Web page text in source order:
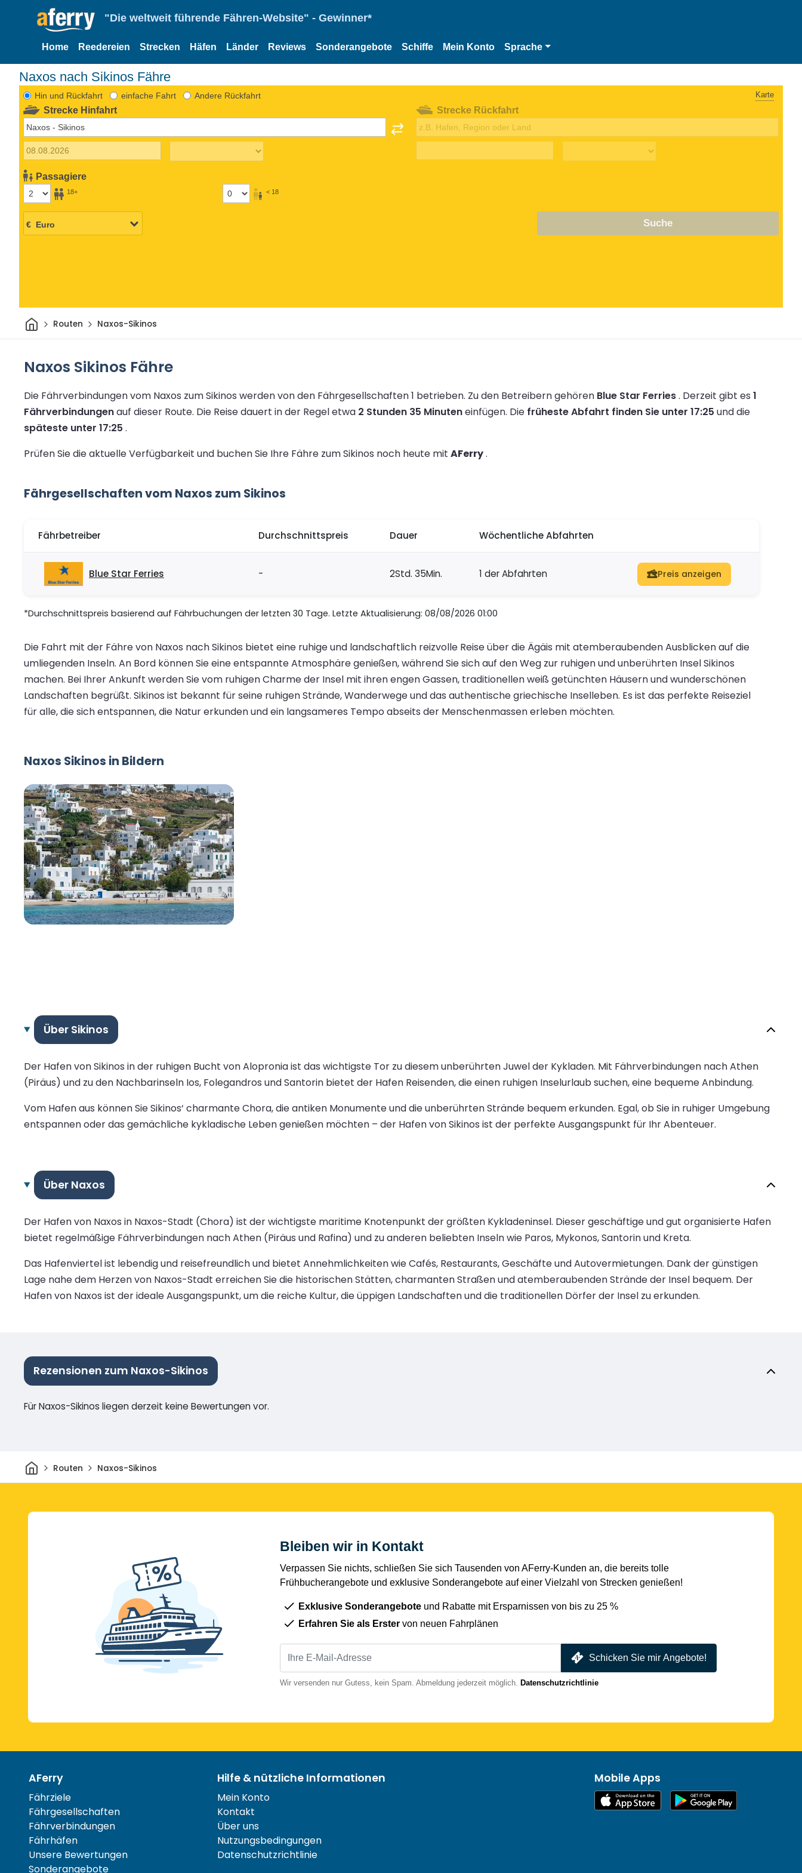
"Die weltweit führende Fähren-Website" - Gewinner*
Home Reedereien Strecken Häfen Länder Reviews Sonderangebote Schiffe Mein Konto Sprache
Naxos nach Sikinos Fähre
Hin und Rückfahrt einfache Fahrt Andere Rückfahrt Karte
Strecke Hinfahrt
Passagiere
18+ < 18
Strecke Rückfahrt
Suche
HeimRouten Naxos-Sikinos
Naxos Sikinos Fähre
Die Fährverbindungen vom Naxos zum Sikinos werden von den Fährgesellschaften 1 betrieben. Zu den Betreibern gehören Blue Star Ferries. Derzeit gibt es 1
Fährverbindungenauf dieser Route. Die Reise dauert in der Regel etwa 2 Stunden 35 Minuteneinfügen. Die früheste Abfahrt finden Sie unter 17:25 und die
späteste unter 17:25 .
Prüfen Sie die aktuelle Verfügbarkeit und buchen Sie Ihre Fähre zum Sikinos noch heute mit AFerry.
Fährgesellschaften vom Naxos zum Sikinos
Fährbetreiber Durchschnittspreis Dauer Wöchentliche Abfahrten
Blue Star Ferries - 2Std. 35Min. 1 der Abfahrten Preis anzeigen
*Durchschnittspreis basierend auf Fährbuchungen der letzten 30 Tage. Letzte Aktualisierung: 08/08/2026 01:00
Die Fahrt mit der Fähre von Naxos nach Sikinos bietet eine ruhige und landschaftlich reizvolle Reise über die Ägäis mit atemberaubenden Ausblicken auf die
umliegenden Inseln. An Bord können Sie eine entspannte Atmosphäre genießen, während Sie sich auf den Weg zur ruhigen und unberührten Insel Sikinos
machen. Bei Ihrer Ankunft werden Sie vom ruhigen Charme der Insel mit ihren engen Gassen, traditionellen weiß getünchten Häusern und wunderschönen
Landschaften begrüßt. Sikinos ist bekannt für seine ruhigen Strände, Wanderwege und das authentische griechische Inselleben. Es ist das perfekte Reiseziel
für alle, die sich entspannen, die Natur erkunden und ein langsameres Tempo abseits der Menschenmassen erleben möchten.
Naxos Sikinos in Bildern
Über Sikinos
Der Hafen von Sikinos in der ruhigen Bucht von Alopronia ist das wichtigste Tor zu diesem unberührten Juwel der Kykladen. Mit Fährverbindungen nach Athen
(Piräus) und zu den Nachbarinseln Ios, Folegandros und Santorin bietet der Hafen Reisenden, die einen ruhigen Inselurlaub suchen, eine bequeme Anbindung.
Vom Hafen aus können Sie Sikinos‘ charmante Chora, die antiken Monumente und die unberührten Strände bequem erkunden. Egal, ob Sie in ruhiger Umgebung
entspannen oder das gemächliche kykladische Leben genießen möchten – der Hafen von Sikinos ist der perfekte Ausgangspunkt für Ihr Abenteuer.
Über Naxos
Der Hafen von Naxos in Naxos-Stadt (Chora) ist der wichtigste maritime Knotenpunkt der größten Kykladeninsel. Dieser geschäftige und gut organisierte Hafen
bietet regelmäßige Fährverbindungen nach Athen (Piräus und Rafina) und zu anderen beliebten Inseln wie Paros, Mykonos, Santorin und Kreta.
Das Hafenviertel ist lebendig und reisefreundlich und bietet Annehmlichkeiten wie Cafés, Restaurants, Geschäfte und Autovermietungen. Dank der günstigen
Lage nahe dem Herzen von Naxos-Stadt erreichen Sie die historischen Stätten, charmanten Straßen und atemberaubenden Strände der Insel bequem. Der
Hafen von Naxos ist der ideale Ausgangspunkt, um die reiche Kultur, die üppigen Landschaften und die traditionellen Dörfer der Insel zu erkunden.
Rezensionen zum Naxos-Sikinos
Für Naxos-Sikinos liegen derzeit keine Bewertungen vor.
HeimRouten Naxos-Sikinos
Bleiben wir in Kontakt
Verpassen Sie nichts, schließen Sie sich Tausenden von AFerry-Kunden an, die bereits tolle
Frühbucherangebote und exklusive Sonderangebote auf einer Vielzahl von Strecken genießen!
Exklusive Sonderangebote und Rabatte mit Ersparnissen von bis zu 25 %
Erfahren Sie als Erster von neuen Fahrplänen
Schicken Sie mir Angebote!
Wir versenden nur Gutess, kein Spam. Abmeldung jederzeit möglich. Datenschutzrichtlinie
AFerry
Fährziele
Fährgesellschaften
Fährverbindungen
Fährhäfen
Unsere Bewertungen
Sonderangebote
Hilfe & nützliche Informationen
Mein Konto
Kontakt
Über uns
Nutzungsbedingungen
Datenschutzrichtlinie
Mobile Apps